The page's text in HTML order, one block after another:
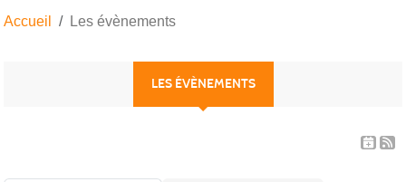
Accueil Les évènements
LES ÉVÈNEMENTS